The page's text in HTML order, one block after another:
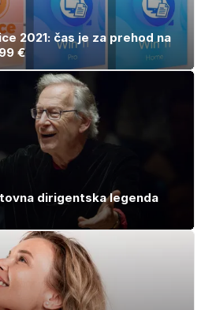
2021: čas je za prehod na
€
dirigentska legenda